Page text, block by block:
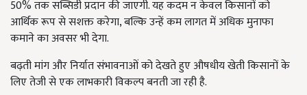
50% तक सब्सिडी प्रदान की जाएगी. यह कदम न केवल किसानों को
आर्थिक रूप से सशक्त करेगा, बल्कि उन्हें कम लागत में अधिक मुनाफा
कमाने का अवसर भी देगा.
बढ़ती मांग और निर्यात संभावनाओं को देखते हुए औषधीय खेती किसानों के
लिए तेजी से एक लाभकारी विकल्प बनती जा रही है.